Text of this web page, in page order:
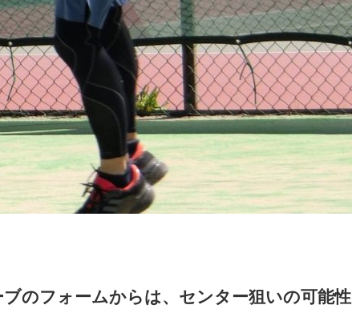
のフォームからは、センター狙いの可能性